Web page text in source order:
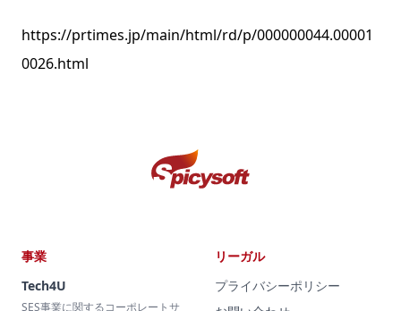
https://prtimes.jp/main/html/rd/p/000000044.00001
0026.html
事業
Tech4U
SES事業に関するコーポレートサ
リーガル
プライバシーポリシー